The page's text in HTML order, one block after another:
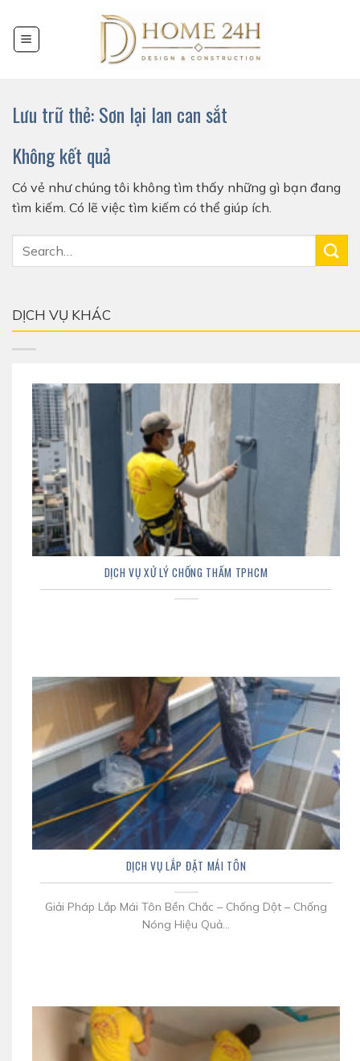
đến
nội
Lưu trữ thẻ:Sơn lại lan can sắt
Không kết quả
Có vẻ như chúng tôi không tìm thấy những gì bạn đang
tìm kiếm. Có lẽ việc tìm kiếm có thể giúp ích.
DỊCH VỤ KHÁC
DỊCH VỤ XỬ LÝ CHỐNG THẤM TPHCM
DỊCH VỤ LẮP ĐẶT MÁI TÔN
Giải Pháp Lắp Mái Tôn Bền Chắc – Chống Dột – Chống
Nóng Hiệu Quả...